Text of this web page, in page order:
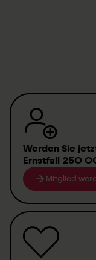
Werden Sie
Ernstfall 250
Mitglied